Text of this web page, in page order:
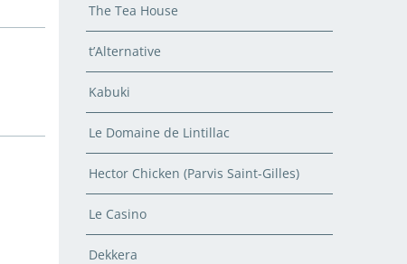
The Tea House
t’Alternative
Kabuki
Le Domaine de Lintillac
Hector Chicken (Parvis Saint-Gilles)
Le Casino
Dekkera